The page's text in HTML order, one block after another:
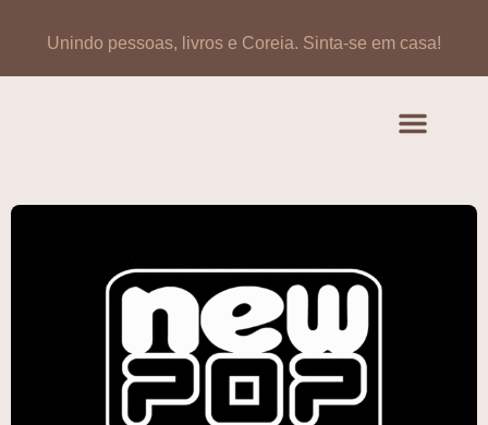
Unindo pessoas, livros e Coreia. Sinta-se em casa!